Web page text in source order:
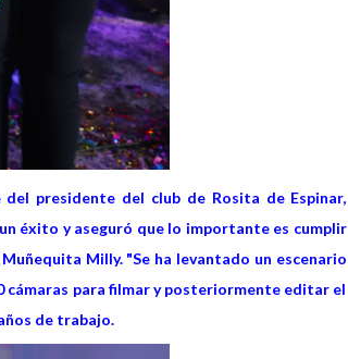
presidente del club de Rosita de Espinar,
éxito y aseguró que lo importante es cumplir
Milly. "Se ha levantado un escenario
cámaras para filmar y posteriormente editar el
de trabajo.